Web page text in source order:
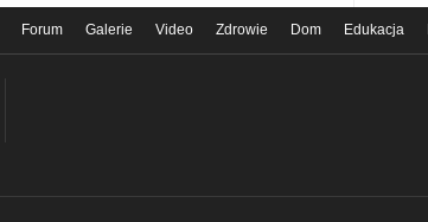
Forum Galerie Video Zdrowie Dom Edukacja